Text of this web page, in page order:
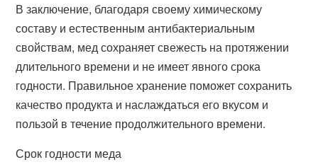
В заключение, благодаря своему химическому
составу и естественным антибактериальным
свойствам, мед сохраняет свежесть на протяжении
длительного времени и не имеет явного срока
годности. Правильное хранение поможет сохранить
качество продукта и наслаждаться его вкусом и
пользой в течение продолжительного времени.
Срок годности меда